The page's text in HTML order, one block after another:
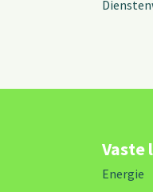
Vaste
Energie